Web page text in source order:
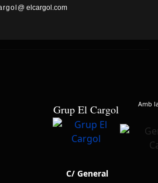
@ elcargol.com
Grup El Cargol Amb
C/ General